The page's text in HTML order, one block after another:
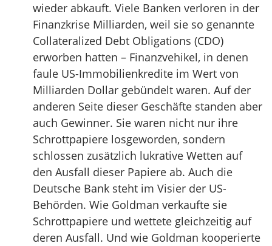
wieder abkauft. Viele Banken verloren in der
Finanzkrise Milliarden, weil sie so genannte
Collateralized Debt Obligations (CDO)
erworben hatten – Finanzvehikel, in denen
faule US-Immobilienkredite im Wert von
Milliarden Dollar gebündelt waren. Auf der
anderen Seite dieser Geschäfte standen aber
auch Gewinner. Sie waren nicht nur ihre
Schrottpapiere losgeworden, sondern
schlossen zusätzlich lukrative Wetten auf
den Ausfall dieser Papiere ab. Auch die
Deutsche Bank steht im Visier der US-
Behörden. Wie Goldman verkaufte sie
Schrottpapiere und wettete gleichzeitig auf
deren Ausfall. Und wie Goldman kooperierte